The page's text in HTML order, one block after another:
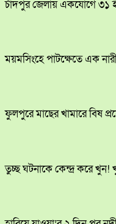
চাঁদপুর জেলায় একযোগে ৩১
ময়মসিংহে পাটক্ষেতে এক
ফুলপুরে মাছের খামারে বিষ
তুচ্ছ ঘটনাকে কেন্দ্র করে খুন!